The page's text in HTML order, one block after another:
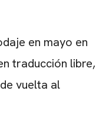
en mayo en
traducción libre,
de vuelta al